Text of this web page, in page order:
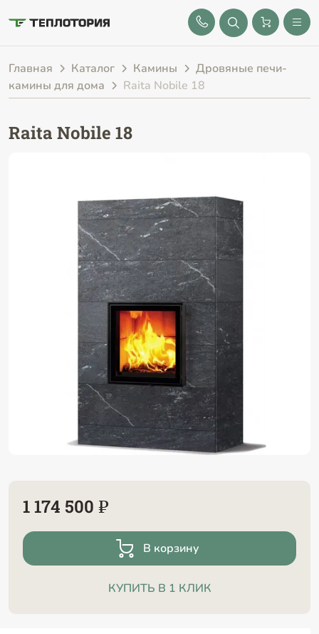
8 (843) 212-25-32
Главная Каталог Камины
Дровяные печи-
камины для дома
Raita Nobile 18
Raita Nobile 18
1 174 500 ₽
В корзину
КУПИТЬ В 1 КЛИК